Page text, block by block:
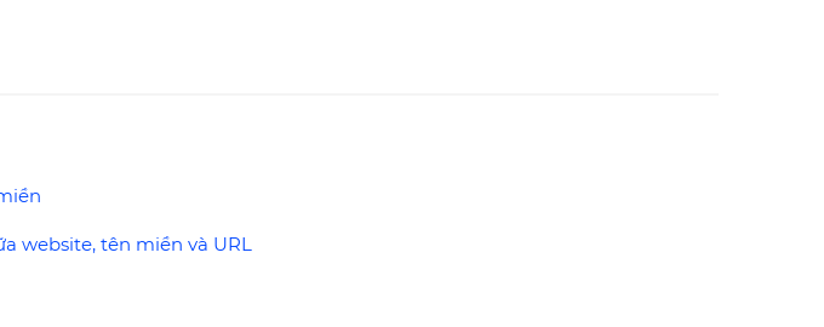
website, tên miền và URL